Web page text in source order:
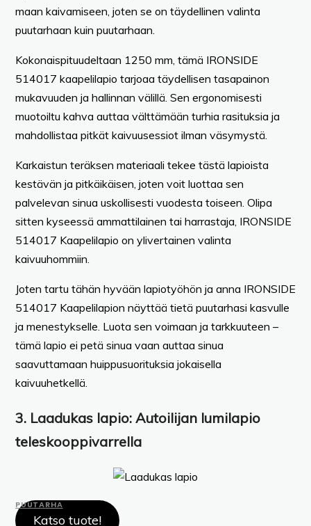
PUUTARHA
maan kaivamiseen, joten se on täydellinen valinta
puutarhaan kuin puutarhaan.
Kokonaispituudeltaan 1250 mm, tämä IRONSIDE
514017 kaapelilapio tarjoaa täydellisen tasapainon
mukavuuden ja hallinnan välillä. Sen ergonomisesti
muotoiltu kahva auttaa välttämään turhia rasituksia ja
mahdollistaa pitkät kaivuusessiot ilman väsymystä.
Karkaistun teräksen materiaali tekee tästä lapioista
kestävän ja pitkäikäisen, joten voit luottaa sen
palvelevan sinua uskollisesti vuodesta toiseen. Olipa
sitten kyseessä ammattilainen tai harrastaja, IRONSIDE
514017 Kaapelilapio on ylivertainen valinta
kaivuuhommiin.
Joten tartu tähän hyvään lapiotyöhön ja anna IRONSIDE
514017 Kaapelilapion näyttää tietä puutarhasi kasvulle
ja menestykselle. Luota sen voimaan ja tarkkuuteen –
tämä lapio ei petä sinua vaan auttaa sinua
saavuttamaan huippusuorituksia jokaisella
kaivuuhetkellä.
3. Laadukas lapio: Autoilijan lumilapio
teleskooppivarrella
Katso tuote!